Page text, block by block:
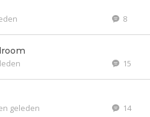
8
15
geleden 14